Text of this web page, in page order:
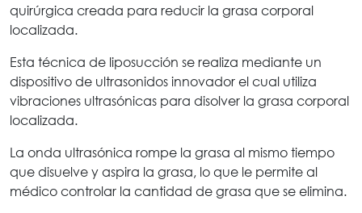
quirúrgica creada para reducir la grasa corporal
localizada.
Esta técnica de liposucción se realiza mediante un
dispositivo de ultrasonidos innovador el cual utiliza
vibraciones ultrasónicas para disolver la grasa corporal
localizada.
La onda ultrasónica rompe la grasa al mismo tiempo
que disuelve y aspira la grasa, lo que le permite al
médico controlar la cantidad de grasa que se elimina.